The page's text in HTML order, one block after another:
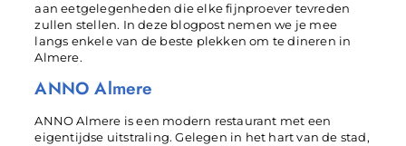
aan eetgelegenheden die elke fijnproever tevreden
zullen stellen. In deze blogpost nemen we je mee
langs enkele van de beste plekken om te dineren in
Almere.
ANNO Almere
ANNO Almere is een modern restaurant met een
eigentijdse uitstraling. Gelegen in het hart van de stad,